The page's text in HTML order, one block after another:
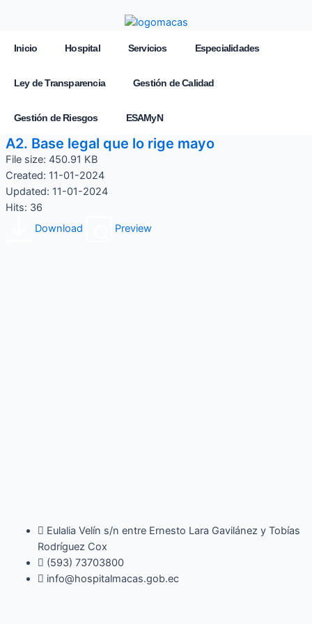
Inicio Hospital Servicios Especialidades
Ley de Transparencia Gestión de Calidad
Gestión de Riesgos ESAMyN
A2. Base legal que lo rige mayo
File size: 450.91 KB
Created: 11-01-2024
Updated: 11-01-2024
Hits: 36
Download
Preview
Eulalia Velín s/n entre Ernesto Lara Gavilánez y Tobías
Rodríguez Cox
(593) 73703800​
info@hospitalmacas.gob.ec